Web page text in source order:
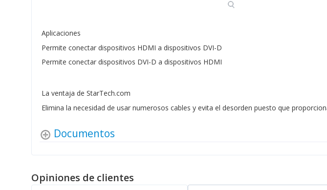
Aplicaciones
Permite conectar dispositivos HDMI a dispositivos DVI-D
Permite conectar dispositivos DVI-D a dispositivos HDMI
La ventaja de StarTech.com
Elimina la necesidad de usar numerosos cables y evita el desorden puesto que
Documentos
Opiniones de clientes